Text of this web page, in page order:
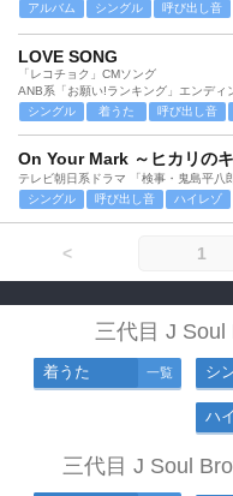
アルバム シングル 呼び出し音
LOVE SONG
「レコチョク」CMソング
ANB系「お願い!ランキング」エンディ
シングル
着うた 呼び出し音
On Your Mark ～ヒカリの
テレビ朝日系ドラマ 「検事・鬼島平八
シングル
呼び出し音 ハイレゾ
< 1
三代目 J Soul
着うた 一覧 シ
ハ
三代目 J Soul